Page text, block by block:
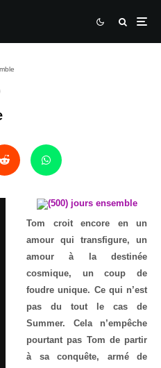
Tom croit encore en un
amour qui transfigure, un
amour à la destinée
cosmique, un coup de
foudre unique. Ce qui n’est
pas du tout le cas de
Summer. Cela n’empêche
pourtant pas Tom de partir
à sa conquête, armé de